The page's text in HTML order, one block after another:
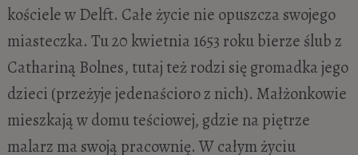
kościele w Delft. Całe życie nie opuszcza swojego
miasteczka. Tu 20 kwietnia 1653 roku bierze ślub z
Cathariną Bolnes, tutaj też rodzi się gromadka jego
dzieci (przeżyje jedenaścioro z nich). Małżonkowie
mieszkają w domu teściowej, gdzie na piętrze
malarz ma swoją pracownię. W całym życiu